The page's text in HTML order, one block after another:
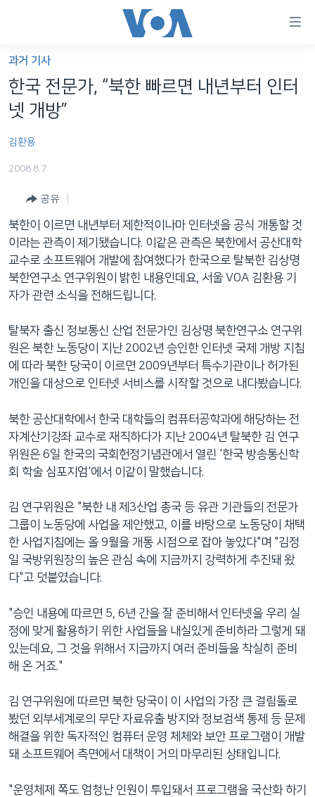
가
능
링
인
츠
로
동
메
네
비
게
이
로
이
동
색
로
이
등
세계
라디오
프로그램
주파수 안내
언어 선택
과거 기사
한국 전문가, “북한 빠르면 내년부터 인터
넷 개방”
김환용
2008.8.7
공유
북한이 이르면 내년부터 제한적이나마 인터넷을 공식 개통할 것
이라는 관측이 제기됐습니다. 이같은 관측은 북한에서 공산대학
교수로 소프트웨어 개발에 참여했다가 한국으로 탈북한 김상명
북한연구소 연구위원이 밝힌 내용인데요, 서울 VOA 김환용 기
자가 관련 소식을 전해드립니다.
탈북자 출신 정보통신 산업 전문가인 김상명 북한연구소 연구위
원은 북한 노동당이 지난 2002년 승인한 인터넷 국제 개방 지침
에 따라 북한 당국이 이르면 2009년부터 특수기관이나 허가된
개인을 대상으로 인터넷 서비스를 시작할 것으로 내다봤습니다.
북한 공산대학에서 한국 대학들의 컴퓨터공학과에 해당하는 전
자계산기강좌 교수로 재직하다가 지난 2004년 탈북한 김 연구
위원은 6일 한국의 국회헌정기념관에서 열린 '한국 방송통신학
회 학술 심포지엄'에서 이같이 말했습니다.
김 연구위원은 "북한 내 제3산업 총국 등 유관 기관들의 전문가
그룹이 노동당에 사업을 제안했고, 이를 바탕으로 노동당이 채택
한 사업지침에는 올 9월을 개통 시점으로 잡아 놓았다"며 "김정
일 국방위원장의 높은 관심 속에 지금까지 강력하게 추진돼 왔
다"고 덧붙였습니다.
"승인 내용에 따르면 5, 6년 간을 잘 준비해서 인터넷을 우리 실
정에 맞게 활용하기 위한 사업들을 내실있게 준비하라 그렇게 돼
있는데요, 그 것을 위해서 지금까지 여러 준비들을 착실히 준비
해 온 거죠."
김 연구위원에 따르면 북한 당국이 이 사업의 가장 큰 걸림돌로
봤던 외부세계로의 무단 자료유출 방지와 정보검색 통제 등 문제
해결을 위한 독자적인 컴퓨터 운영 체체와 보안 프로그램이 개발
돼 소프트웨어 측면에서 대책이 거의 마무리된 상태입니다.
"운영체제 쪽도 엄청난 인원이 투입돼서 프로그램을 국산화 하기